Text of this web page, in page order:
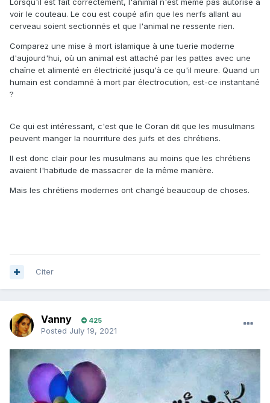
Lorsqu'il est fait correctement, l'animal n'est même pas autorisé à
voir le couteau. Le cou est coupé afin que les nerfs allant au
cerveau soient sectionnés et que l'animal ne ressente rien.
Comparez une mise à mort islamique à une tuerie moderne
d'aujourd'hui, où un animal est attaché par les pattes avec une
chaîne et alimenté en électricité jusqu'à ce qu'il meure. Quand un
humain est condamné à mort par électrocution, est-ce instantané
?
Ce qui est intéressant, c'est que le Coran dit que les musulmans
peuvent manger la nourriture des juifs et des chrétiens.
Il est donc clair pour les musulmans au moins que les chrétiens
avaient l'habitude de massacrer de la même manière.
Mais les chrétiens modernes ont changé beaucoup de choses.
Citer
Vanny 425
Posted July 19, 2021